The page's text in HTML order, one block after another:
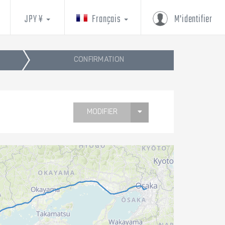
M'identifier
Français
JPY ¥
CONFIRMATION
MODIFIER